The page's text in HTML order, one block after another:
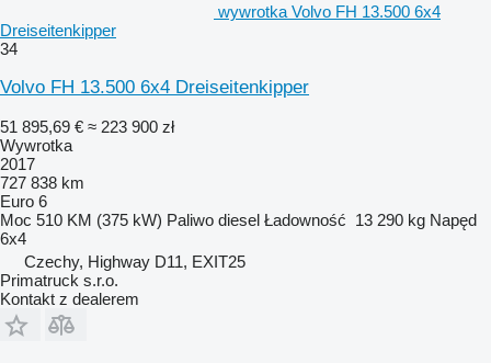
wywrotka Volvo FH 13.500 6x4
Dreiseitenkipper
34
Volvo FH 13.500 6x4 Dreiseitenkipper
51 895,69 € ≈ 223 900 zł
Wywrotka
2017
727 838 km
Euro 6
Moc 510 KM (375 kW) Paliwo diesel Ładowność 13 290 kg Napęd
6x4
Czechy, Highway D11, EXIT25
Primatruck s.r.o.
Kontakt z dealerem